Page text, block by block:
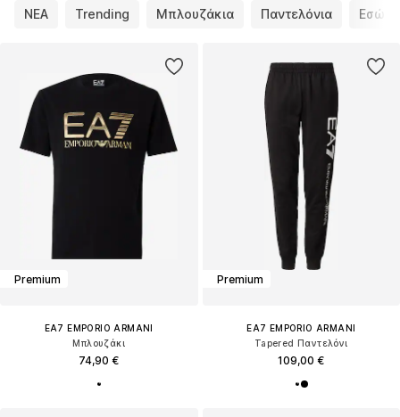
ΝΕΑ
Trending Μπλουζάκια Παντελόνια
Premium
EA7 EMPORIO ARMANI
Μπλουζάκι
74,90 €
Premium
EA7 EMPORIO ARMANI
Tapered Παντελόνι
109,00 €